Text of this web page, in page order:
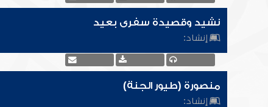
نشيد وقصيدة سفرى بعيد
إنشاد:
منصورة (طيور الجنة)
إنشاد: